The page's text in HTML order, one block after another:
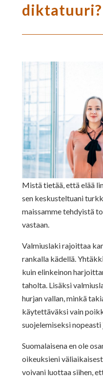
diktatuuri?
Mistä tietää, että elää
sen keskusteltuani
maissamme tehdyistä
vastaan.
Valmiuslaki rajoittaa
rankalla kädellä.
kuin elinkeinon
taholta. Lisäksi
hurjan vallan, minkä
käytettäväksi vain
suojelemiseksi
Suomalaisena en ole
oikeuksieni
voivani luottaa siihen,